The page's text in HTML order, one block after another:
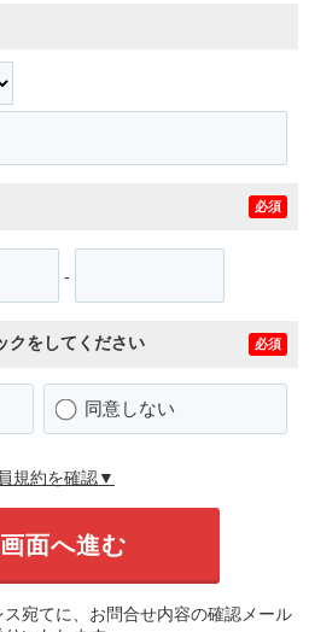
必須
-
クをしてください 必須
同意しない
規約を確認▼
宛てに、お問合せ内容の確認メール